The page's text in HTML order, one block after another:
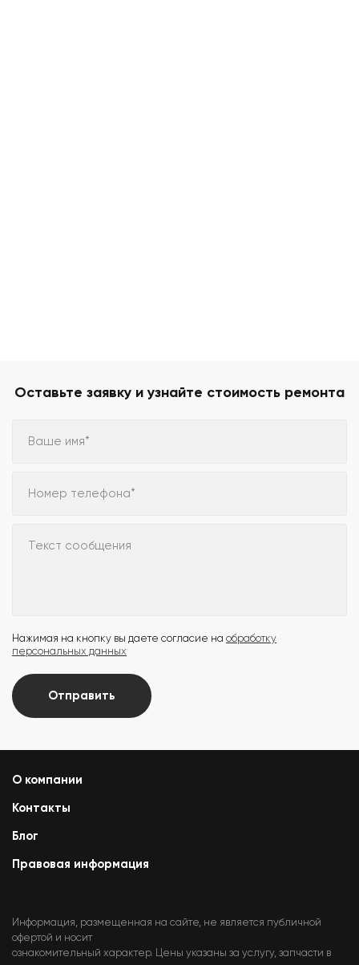
Оставьте заявку и узнайте стоимость ремонта
Ваше имя*
Номер телефона*
Текст сообщения
Нажимая на кнопку вы даете согласие на обработку
персональных данных
Отправить
О компании
Контакты
Блог
Правовая информация
Информация, размещенная на сайте, не является публичной
офертой и носит
ознакомительный характер. Цены указаны за услугу, запчасти в